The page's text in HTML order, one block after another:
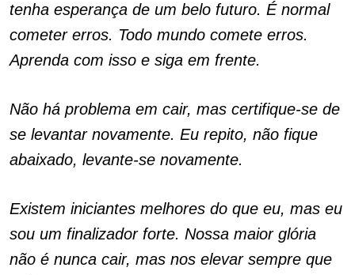
tenha esperança de um belo futuro. É normal
cometer erros. Todo mundo comete erros.
Aprenda com isso e siga em frente.
Não há problema em cair, mas certifique-se de
se levantar novamente. Eu repito, não fique
abaixado, levante-se novamente.
Existem iniciantes melhores do que eu, mas eu
sou um finalizador forte. Nossa maior glória
não é nunca cair, mas nos elevar sempre que